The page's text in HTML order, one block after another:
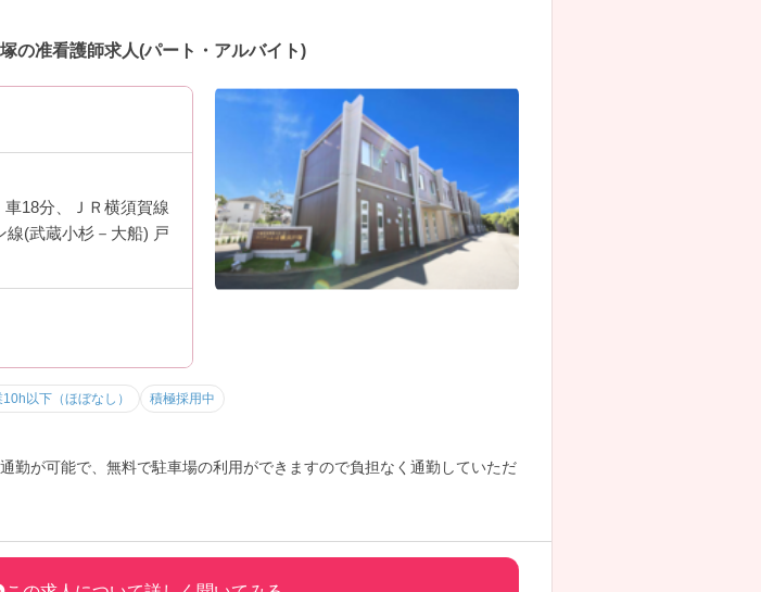
の准看護師求人(パート・アルバイト)
車18分、ＪＲ横須賀線
線(武蔵小杉－大船) 戸
以下（ほぼなし） 積極採用中
勤が可能で、無料で駐車場の利用ができますので負担なく通勤していただ